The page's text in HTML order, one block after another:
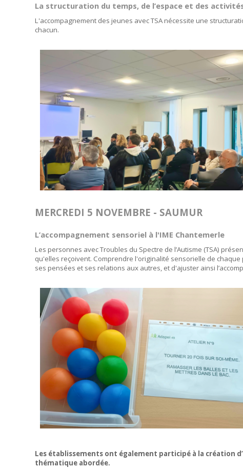
La structuration du temps, de l’espace et des
L'accompagnement des jeunes avec TSA nécessite une
chacun.
MERCREDI 5 NOVEMBRE - SAUMUR
L’accompagnement sensoriel à l'IME Chantemerle
Les personnes avec Troubles du Spectre de l’Autisme (TSA)
qu'elles reçoivent. Comprendre l'originalité sensorielle de
ses pensées et ses relations aux autres, et d'ajuster ainsi
Les établissements ont également participé à la création
thématique abordée.